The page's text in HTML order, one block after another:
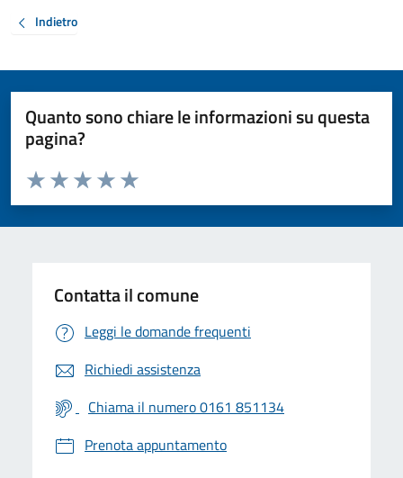
Indietro
Quanto sono chiare le informazioni su questa
pagina?
Valuta da 1 a 5 stelle la pagina
Valuta 5 stelle su 5
Valuta 4 stelle su 5
Valuta 3 stelle su 5
Valuta 2 stelle su 5
Valuta 1 stelle su 5
Contatta il comune
Leggi le domande frequenti
Richiedi assistenza
Chiama il numero 0161 851134
Prenota appuntamento